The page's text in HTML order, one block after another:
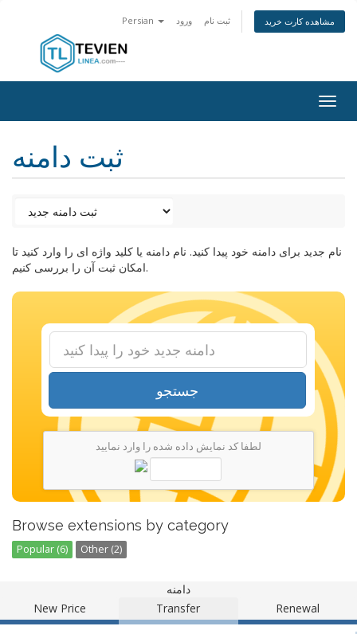
Persian ورود ثبت نام مشاهده کارت خرید
ثبت دامنه
نام جدید برای دامنه خود پیدا کنید. نام دامنه یا کلید واژه ای را وارد کنید تا
امکان ثبت آن را بررسی کنیم.
جستجو
لطفا کد نمایش داده شده را وارد نمایید
Browse extensions by category
Popular (6) Other (2)
دامنه
New Price
Transfer Renewal